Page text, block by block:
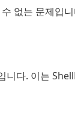
없는 문제입
니다. 이는